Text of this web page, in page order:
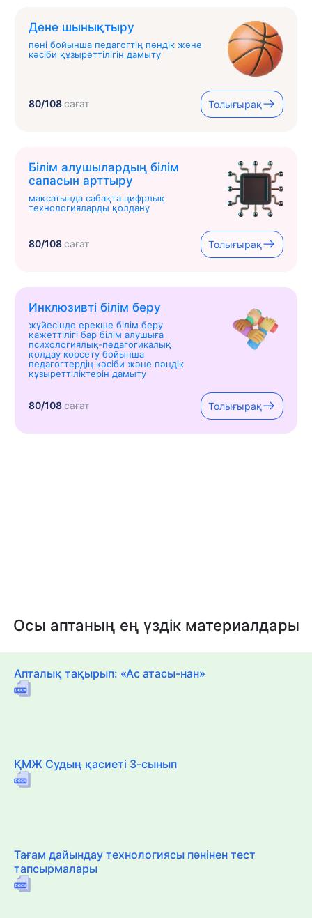
Дене шынықтыру
пәні бойынша педагогтің пәндік және
кәсіби құзыреттілігін дамыту
80/108сағат Толығырақ
Білім алушылардың білім
сапасын арттыру
мақсатында сабақта цифрлық
технологияларды қолдану
80/108сағат Толығырақ
Инклюзивті білім беру
жүйесінде ерекше білім беру
қажеттілігі бар білім алушыға
психологиялық-педагогикалық
қолдау көрсету бойынша
педагогтердің кәсіби және пәндік
құзыреттіліктерін дамыту
80/108сағат Толығырақ
Осы аптаның ең үздік материалдары
Апталық тақырып: «Ас атасы-нан»
ҚМЖ Судың қасиеті 3-сынып
Тағам дайындау технологиясы пәнінен тест
тапсырмалары